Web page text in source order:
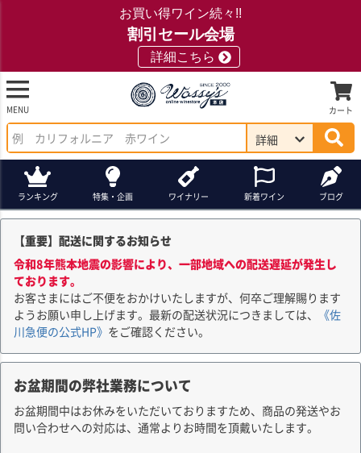
お買い得ワイン続々!!
割引セール会場
詳細こちら
MENU カート
詳細
ランキング 特集・企画 ワイナリー 新着ワイン ブログ
【重要】配送に関するお知らせ
令和8年熊本地震の影響により、一部地域への配送遅延が発生し
ております。
お客さまにはご不便をおかけいたしますが、何卒ご理解賜ります
ようお願い申し上げます。最新の配送状況につきましては、
《佐
川急便の公式HP》 をご確認ください。
お盆期間の弊社業務について
お盆期間中はお休みをいただいておりますため、商品の発送やお
問い合わせへの対応は、通常よりお時間を頂戴いたします。